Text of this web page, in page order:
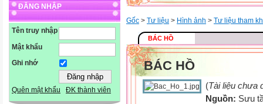
ĐĂNG NHẬP
Tên truy nhập
Mật khẩu
Ghi nhớ
Quên mật khẩu ĐK thành viên
Gốc > Tư liệu > Hình ảnh > Tư liệu tham
BÁC HỒ
BÁC HỒ
(Tài liệu chưa
Nguồn: Sưu